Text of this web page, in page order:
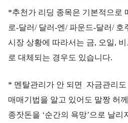
*추천가 리딩 종목은 기본적으로
로-달러/ 달러-엔/ 파운드-달러/
시장 상황에 따라서는 금, 오일,
로 대체되는 경우도 있습니다.
* 멘탈관리가 안 되면 자금관리
매매기법을 알고 있어도 말짱 허
종잣돈을 ‘순간의 욕망’으로 날